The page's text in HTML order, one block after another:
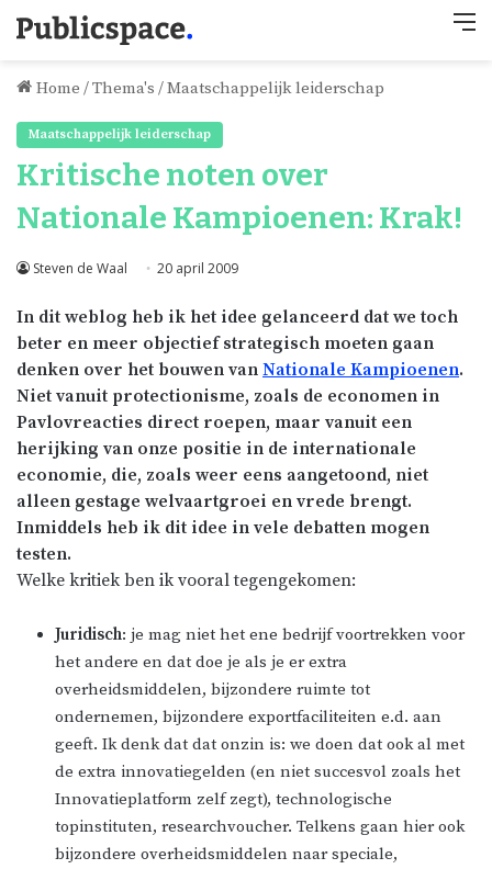
Home /Thema's /Maatschappelijk leiderschap
Maatschappelijk leiderschap
Kritische noten over
Nationale Kampioenen: Krak!
Steven de Waal 20 april 2009
In dit weblog heb ik het idee gelanceerd dat we toch
beter en meer objectief strategisch moeten gaan
denken over het bouwen van Nationale Kampioenen.
Niet vanuit protectionisme, zoals de economen in
Pavlovreacties direct roepen, maar vanuit een
herijking van onze positie in de internationale
economie, die, zoals weer eens aangetoond, niet
alleen gestage welvaartgroei en vrede brengt.
Inmiddels heb ik dit idee in vele debatten mogen
testen.
Welke kritiek ben ik vooral tegengekomen:
Juridisch: je mag niet het ene bedrijf voortrekken voor
het andere en dat doe je als je er extra
overheidsmiddelen, bijzondere ruimte tot
ondernemen, bijzondere exportfaciliteiten e.d. aan
geeft. Ik denk dat dat onzin is: we doen dat ook al met
de extra innovatiegelden (en niet succesvol zoals het
Innovatieplatform zelf zegt), technologische
topinstituten, researchvoucher. Telkens gaan hier ook
bijzondere overheidsmiddelen naar speciale,